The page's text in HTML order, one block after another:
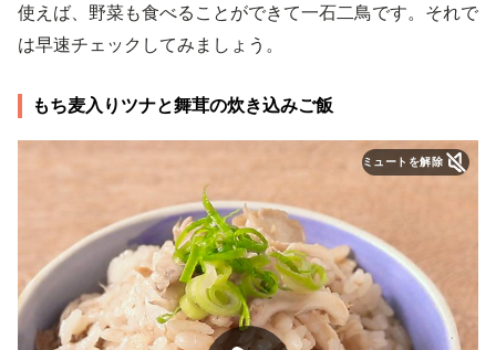
使えば、野菜も食べることができて一石二鳥です。それで
は早速チェックしてみましょう。
もち麦入りツナと舞茸の炊き込みご飯
ミュートを解除